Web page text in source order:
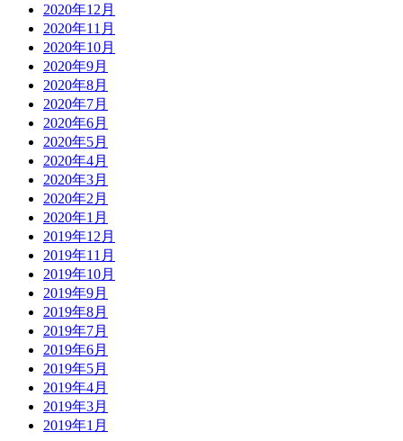
2020年12月
2020年11月
2020年10月
2020年9月
2020年8月
2020年7月
2020年6月
2020年5月
2020年4月
2020年3月
2020年2月
2020年1月
2019年12月
2019年11月
2019年10月
2019年9月
2019年8月
2019年7月
2019年6月
2019年5月
2019年4月
2019年3月
2019年1月